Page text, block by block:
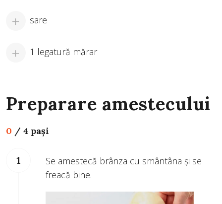
sare
1 legatură mărar
Preparare amestecului
0 / 4 pași
Se amestecă brânza cu smântâna și se
freacă bine.